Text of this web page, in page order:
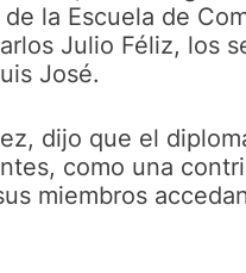
la Escuela de
Julio Féliz, los
José.
dijo que el
como una
miembros